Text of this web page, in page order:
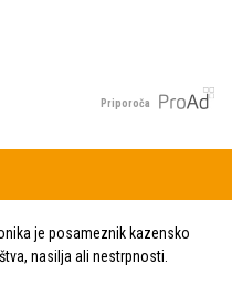
Priporoča
je posameznik kazensko
nasilja ali nestrpnosti.